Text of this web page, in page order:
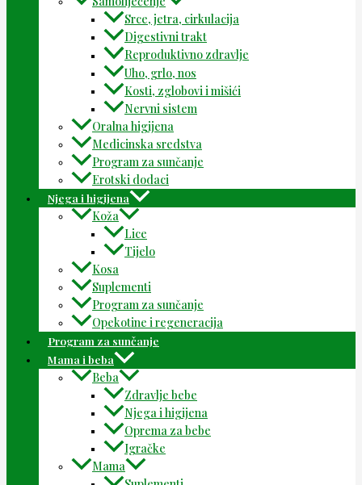
Srce, jetra, cirkulacija
Digestivni trakt
Reproduktivno zdravlje
Uho, grlo, nos
Kosti, zglobovi i mišići
Nervni sistem
Oralna higijena
Medicinska sredstva
Program za sunčanje
Erotski dodaci
Njega i higijena
Koža
Lice
Tijelo
Kosa
Suplementi
Program za sunčanje
Opekotine i regeneracija
Program za sunčanje
Mama i beba
Beba
Zdravlje bebe
Njega i higijena
Oprema za bebe
Igračke
Mama